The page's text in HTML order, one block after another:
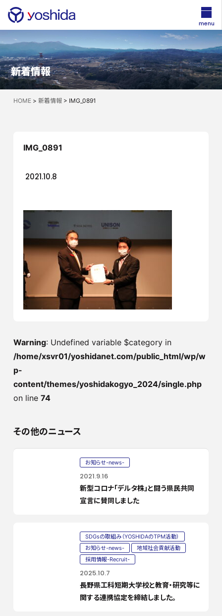
新着情報
HOME> 新着情報> IMG_0891
IMG_0891
2021.10.8
Warning: Undefined variable $category in
/home/xsvr01/yoshidanet.com/public_html/wp/w
p-
content/themes/yoshidakogyo_2024/single.php
on line 74
その他のニュース
お知らせ-news-
2021.9.16
新型コロナ「デルタ株」と闘う県民共同
宣言に賛同しました
SDGsの取組み（YOSHIDAのTPM活動）
お知らせ-news-
地域社会貢献活動
採用情報-Recruit-
2025.10.7
長野県工科短期大学校と教育・研究等に
関する連携協定を締結しました。
menu